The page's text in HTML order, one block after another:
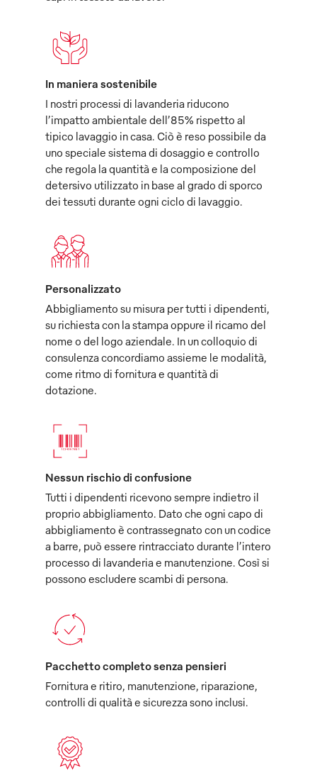
In maniera sostenibile
I nostri processi di lavanderia riducono
l’impatto ambientale dell’85% rispetto al
tipico lavaggio in casa. Ciò è reso possibile da
uno speciale sistema di dosaggio e controllo
che regola la quantità e la composizione del
detersivo utilizzato in base al grado di sporco
dei tessuti durante ogni ciclo di lavaggio.
Personalizzato
Abbigliamento su misura per tutti i dipendenti,
su richiesta con la stampa oppure il ricamo del
nome o del logo aziendale. In un colloquio di
consulenza concordiamo assieme le modalità,
come ritmo di fornitura e quantità di
dotazione.
Nessun rischio di confusione
Tutti i dipendenti ricevono sempre indietro il
proprio abbigliamento. Dato che ogni capo di
abbigliamento è contrassegnato con un codice
a barre, può essere rintracciato durante l’intero
processo di lavanderia e manutenzione. Così si
possono escludere scambi di persona.
Pacchetto completo senza pensieri
Fornitura e ritiro, manutenzione, riparazione,
controlli di qualità e sicurezza sono inclusi.